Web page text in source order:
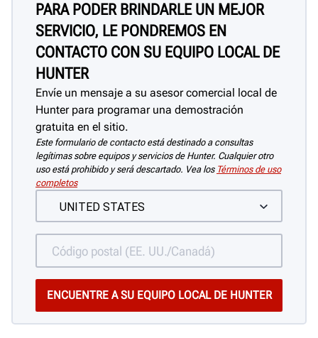
PARA PODER BRINDARLE UN MEJOR
SERVICIO, LE PONDREMOS EN
CONTACTO CON SU EQUIPO LOCAL DE
HUNTER
Envíe un mensaje a su asesor comercial local de
Hunter para programar una demostración
gratuita en el sitio.
Este formulario de contacto está destinado a consultas
legítimas sobre equipos y servicios de Hunter. Cualquier otro
uso está prohibido y será descartado. Vea los Términos de uso
completos